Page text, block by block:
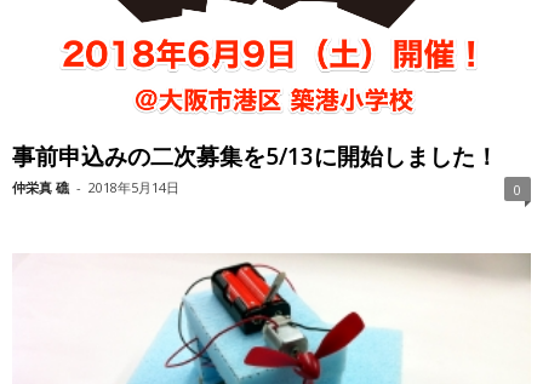
事前申込みの二次募集を5/13に開始しました！
仲栄真 礁 - 2018年5月14日 0